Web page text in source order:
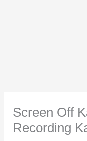
Screen Off
Recording